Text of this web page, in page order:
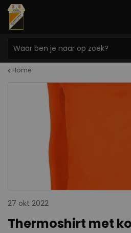
Home
27 okt 2022
Thermoshirt met